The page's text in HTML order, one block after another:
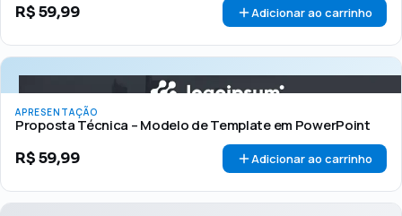
R$59,99 Adicionar ao carrinho
APRESENTAÇÃO
Proposta Técnica – Modelo de Template em PowerPoint
R$59,99 Adicionar ao carrinho